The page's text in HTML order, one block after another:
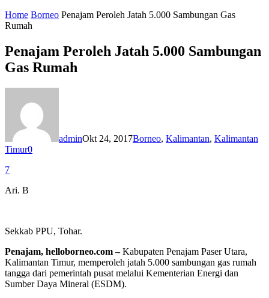
Home Borneo Penajam Peroleh Jatah 5.000 Sambungan Gas
Rumah
Penajam Peroleh Jatah 5.000 Sambungan
Gas Rumah
adminOkt 24, 2017Borneo, Kalimantan, Kalimantan
Timur0
7
Ari. B
Sekkab PPU, Tohar.
Penajam, helloborneo.com –Kabupaten Penajam Paser Utara,
Kalimantan Timur, memperoleh jatah 5.000 sambungan gas rumah
tangga dari pemerintah pusat melalui Kementerian Energi dan
Sumber Daya Mineral (ESDM).